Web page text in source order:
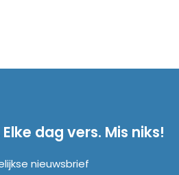
dag vers. Mis niks!
nieuwsbrief